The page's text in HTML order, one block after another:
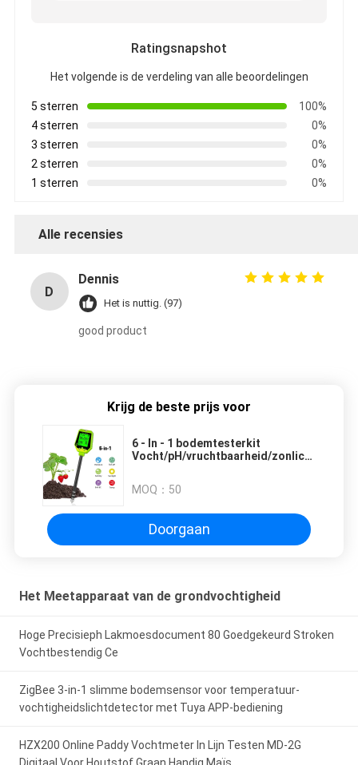
Ratingsnapshot
Het volgende is de verdeling van alle beoordelingen
5 sterren
100%
4 sterren
0%
3 sterren
0%
2 sterren
0%
1 sterren
0%
Alle recensies
D
Dennis
Het is nuttig. (97)
good product
Krijg de beste prijs voor
6 - In - 1 bodemtesterkit
Vocht/pH/vruchtbaarheid/zonlicht/EG/
MOQ： 50
Doorgaan
Het Meetapparaat van de grondvochtigheid
Hoge Precisieph Lakmoesdocument 80 Goedgekeurd Stroken
Vochtbestendig Ce
ZigBee 3-in-1 slimme bodemsensor voor temperatuur-
vochtigheidslichtdetector met Tuya APP-bediening
HZX200 Online Paddy Vochtmeter In Lijn Testen MD-2G
Digitaal Voor Houtstof Graan Handig Maïs